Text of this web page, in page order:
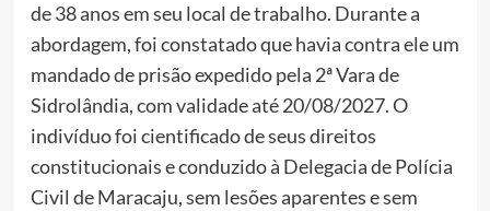
de 38 anos em seu local de trabalho. Durante a
abordagem, foi constatado que havia contra ele um
mandado de prisão expedido pela 2ª Vara de
Sidrolândia, com validade até 20/08/2027. O
indivíduo foi cientificado de seus direitos
constitucionais e conduzido à Delegacia de Polícia
Civil de Maracaju, sem lesões aparentes e sem